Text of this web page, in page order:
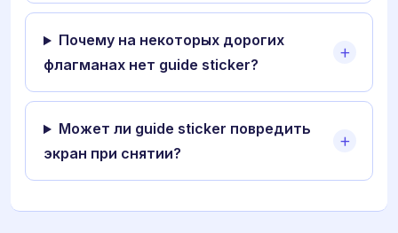
Почему на некоторых дорогих
флагманах нет guide sticker?
Может ли guide sticker повредить
экран при снятии?